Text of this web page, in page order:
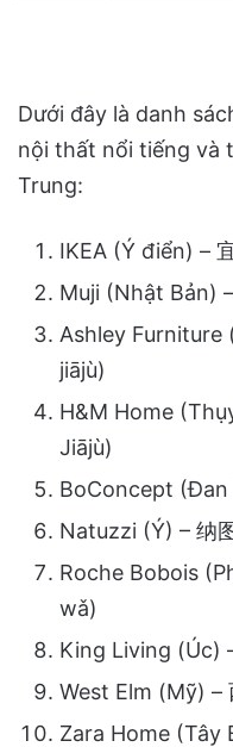
Dưới đây là danh
nội thất nổi tiếng và
Trung:
IKEA (Ý điển) –
Muji (Nhật Bản)
Ashley Furniture
jiājù)
H&M Home
Jiājù)
BoConcept (Đan
Natuzzi (Ý) – 纳
Roche Bobois
wǎ)
King Living (Úc)
West Elm (Mỹ) –
Zara Home (Tây